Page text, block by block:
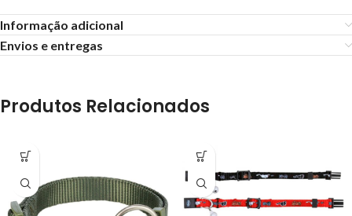
Informação adicional
Envios e entregas
Produtos Relacionados